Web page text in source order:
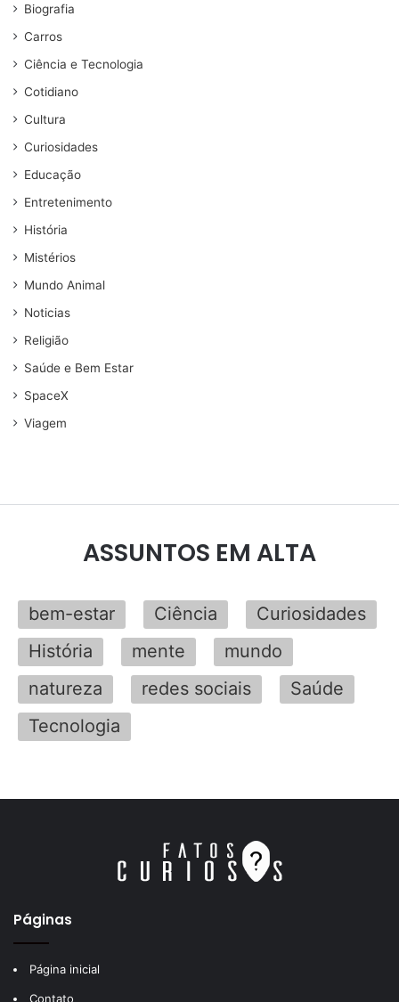
Biografia
Carros
Ciência e Tecnologia
Cotidiano
Cultura
Curiosidades
Educação
Entretenimento
História
Mistérios
Mundo Animal
Noticias
Religião
Saúde e Bem Estar
SpaceX
Viagem
ASSUNTOS EM ALTA
bem-estar Ciência
Curiosidades
História
mente
mundo
natureza
redes sociais
Saúde
Tecnologia
Páginas
Página inicial
Contato